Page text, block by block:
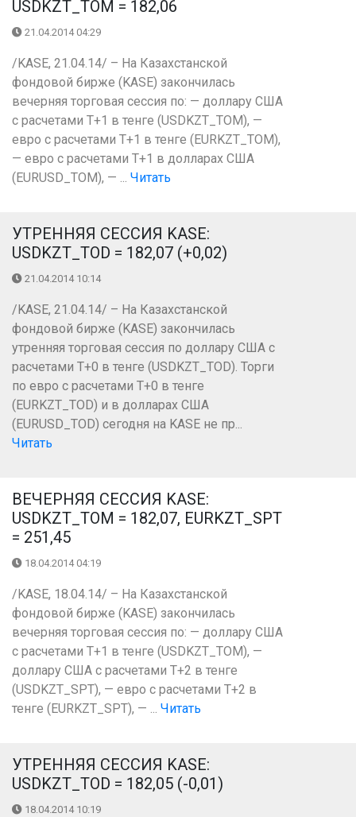
USDKZT_TOM = 182,06
21.04.2014 04:29
/KASE, 21.04.14/ – На Казахстанской
фондовой бирже (KASE) закончилась
вечерняя торговая сессия по: — доллару США
с расчетами Т+1 в тенге (USDKZT_TOM), —
евро с расчетами Т+1 в тенге (EURKZT_TOM),
— евро с расчетами Т+1 в долларах США
(EURUSD_TOM), — ... Читать
УТРЕННЯЯ СЕССИЯ KASE:
USDKZT_TOD = 182,07 (+0,02)
21.04.2014 10:14
/KASE, 21.04.14/ – На Казахстанской
фондовой бирже (KASE) закончилась
утренняя торговая сессия по доллару США с
расчетами Т+0 в тенге (USDKZT_TOD). Торги
по евро с расчетами Т+0 в тенге
(EURKZT_TOD) и в долларах США
(EURUSD_TOD) сегодня на KASE не пр...
Читать
ВЕЧЕРНЯЯ СЕССИЯ KASE:
USDKZT_TOM = 182,07, EURKZT_SPT
= 251,45
18.04.2014 04:19
/KASE, 18.04.14/ – На Казахстанской
фондовой бирже (KASE) закончилась
вечерняя торговая сессия по: — доллару США
с расчетами Т+1 в тенге (USDKZT_TOM), —
доллару США с расчетами Т+2 в тенге
(USDKZT_SPT), — евро с расчетами Т+2 в
тенге (EURKZT_SPT), — ... Читать
УТРЕННЯЯ СЕССИЯ KASE:
USDKZT_TOD = 182,05 (-0,01)
18.04.2014 10:19